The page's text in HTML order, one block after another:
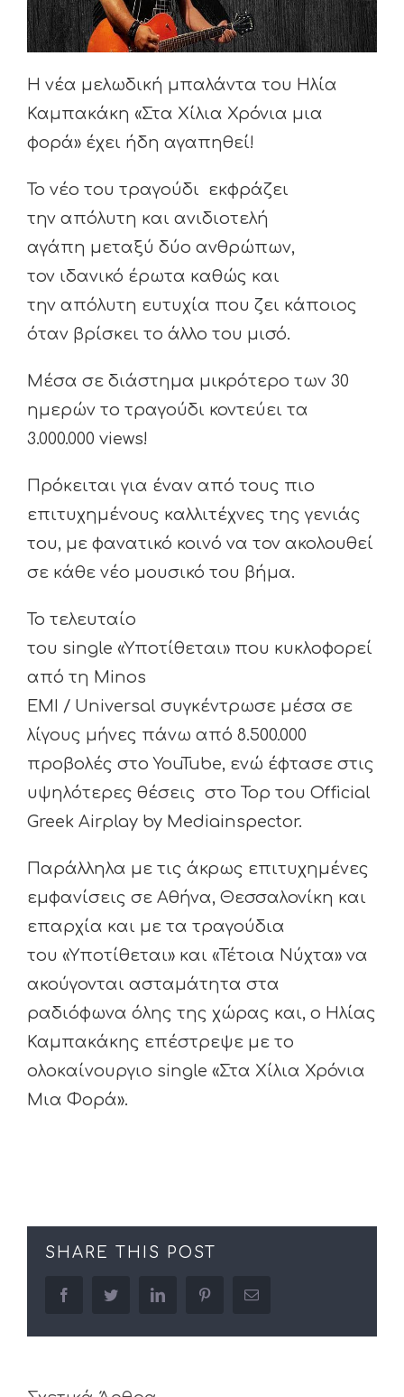
Η νέα μελωδική μπαλάντα του Ηλία
Καμπακάκη «Στα Χίλια Χρόνια μια
φορά» έχει ήδη αγαπηθεί!
Το νέο του τραγούδι εκφράζει
την απόλυτη και ανιδιοτελή
αγάπη μεταξύ δύο ανθρώπων,
τον ιδανικό έρωτα καθώς και
την απόλυτη ευτυχία που ζει κάποιος
όταν βρίσκει το άλλο του μισό.
Μέσα σε διάστημα μικρότερο των 30
ημερών το τραγούδι κοντεύει τα
3.000.000 views!
Πρόκειται για έναν από τους πιο
επιτυχημένους καλλιτέχνες της γενιάς
του, με φανατικό κοινό να τον ακολουθεί
σε κάθε νέο μουσικό του βήμα.
Το τελευταίο
του single «Υποτίθεται» που κυκλοφορεί
από τη Minos
EMI / Universal συγκέντρωσε μέσα σε
λίγους μήνες πάνω από 8.500.000
προβολές στο YouTube, ενώ έφτασε στις
υψηλότερες θέσεις στο Top του Official
Greek Airplay by Mediainspector.
Παράλληλα με τις άκρως επιτυχημένες
εμφανίσεις σε Αθήνα, Θεσσαλονίκη και
επαρχία και με τα τραγούδια
του «Υποτίθεται» και «Τέτοια Νύχτα» να
ακούγονται ασταμάτητα στα
ραδιόφωνα όλης της χώρας και, ο Ηλίας
Καμπακάκης επέστρεψε με το
ολοκαίνουργιο single «Στα Χίλια Χρόνια
Μια Φορά».
SHARE THIS POST
facebooktwitter linkedin pinterestEmail